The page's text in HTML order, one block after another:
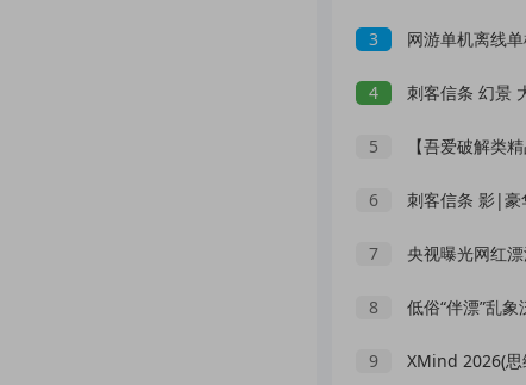
3 网游单机离线单机游戏合
4 刺客信条 幻景
5 【吾爱破解类精品软件
6 刺客信条 影|豪
7 央视曝光网红漂流乱
8 低俗“伴漂”乱
9 XMind 2026(思维导